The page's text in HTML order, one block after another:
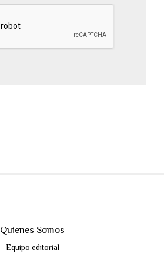
Quienes Somos
Equipo editorial